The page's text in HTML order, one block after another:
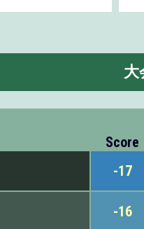
大
Score
-17
-16